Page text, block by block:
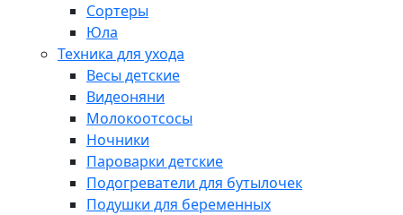
Сортеры
Юла
Техника для ухода
Весы детские
Видеоняни
Молокоотсосы
Ночники
Пароварки детские
Подогреватели для бутылочек
Подушки для беременных